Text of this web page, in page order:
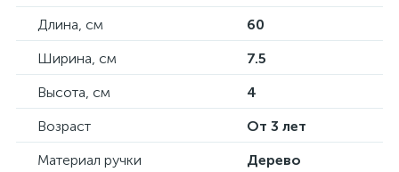
Длина, см
60
Ширина, см
7.5
Высота, см
4
Возраст
От 3 лет
Материал ручки
Дерево